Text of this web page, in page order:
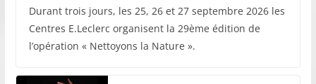
Durant trois jours, les 25, 26 et 27 septembre 2026 les
Centres E.Leclerc organisent la 29ème édition de
l’opération « Nettoyons la Nature ».